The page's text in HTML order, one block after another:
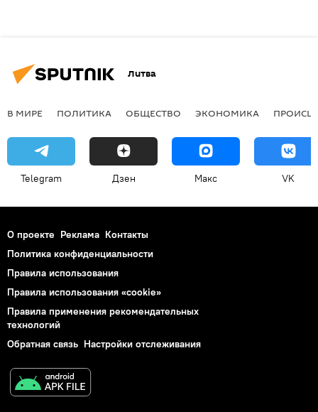
Литва
В МИРЕ ПОЛИТИКА ОБЩЕСТВО ЭКОНОМИКА
Telegram Дзен Макс VK
О проекте Реклама Контакты
Политика конфиденциальности
Правила использования
Правила использования «cookie»
Правила применения рекомендательных
технологий
Обратная связь Настройки отслеживания